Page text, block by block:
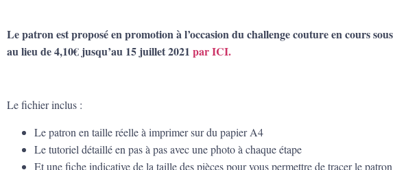
Le patron est proposé en promotion à l’occasion du challenge couture en cours
au lieu de 4,10€ jusqu’au 15 juillet 2021 par ICI.
Le fichier inclus :
Le patron en taille réelle à imprimer sur du papier A4
Le tutoriel détaillé en pas à pas avec une photo à chaque étape
Et une fiche indicative de la taille des pièces pour vous permettre de tracer le